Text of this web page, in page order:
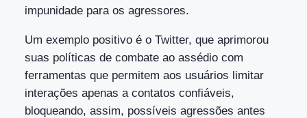
impunidade para os agressores.
Um exemplo positivo é o Twitter, que aprimorou
suas políticas de combate ao assédio com
ferramentas que permitem aos usuários limitar
interações apenas a contatos confiáveis,
bloqueando, assim, possíveis agressões antes